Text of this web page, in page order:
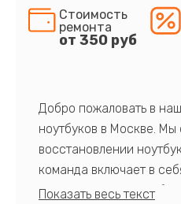
Стоимость
ремонта
от 350 руб
Добро пожаловать в
ноутбуков в Москве.
восстановлении
команда включает в
профессионалов с